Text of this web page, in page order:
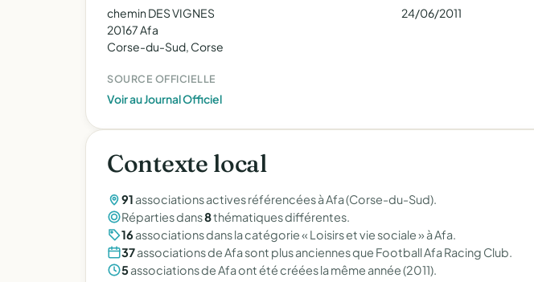
chemin DES VIGNES
20167 Afa
Corse-du-Sud, Corse
24/06/2011
SOURCE OFFICIELLE
Voir au Journal Officiel
Contexte local
91 associations actives référencées à Afa (Corse-du-Sud).
Réparties dans8thématiques différentes.
16 associations dans la catégorie « Loisirs et vie sociale » à Afa.
37associations de Afa sont plus anciennes que Football Afa Racing Club.
5associations de Afa ont été créées la même année (2011).